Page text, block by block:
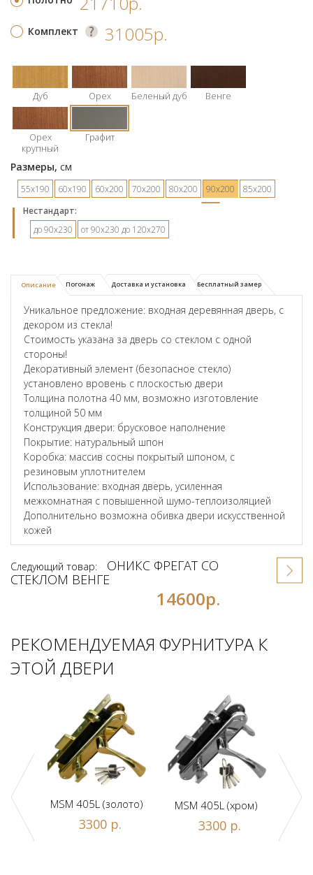
Комплект 31005р.
Дуб Орех Беленый дуб Венге
Орех
крупный
Графит
Размеры, см
55х190 60х190 60х200 70х200 80х200 90х200
85х200
Hестандарт:
до 90х230
от 90х230 до 120х270
Описание Погонаж Доставка и установка Бесплатный замер
Уникальное предложение: входная деревянная дверь, с
декором из стекла!
Стоимость указана за дверь со стеклом с одной
стороны!
Декоративный элемент (безопасное стекло)
установлено вровень с плоскостью двери
Толщина полотна 40 мм, возможно изготовление
толщиной 50 мм
Конструкция двери: брусковое наполнение
Покрытие: натуральный шпон
Коробка: массив сосны покрытый шпоном, с
резиновым уплотнителем
Использование: входная дверь, усиленная
межкомнатная с повышенной шумо-теплоизоляцией
Дополнительно возможна обивка двери искусственной
кожей
Следующий товар:
ОНИКС ФРЕГАТ СО
СТЕКЛОМ ВЕНГЕ
14600р.
РЕКОМЕНДУЕМАЯ ФУРНИТУРА К
ЭТОЙ ДВЕРИ
MSM 405L (золото)
3300 р.
MSM 405L (хром)
3300 р.